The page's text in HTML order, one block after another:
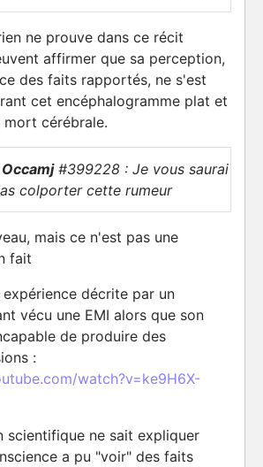
ne prouve dans ce récit
affirmer que sa perception,
des faits rapportés, ne s'est
cet encéphalogramme plat et
cérébrale.
Occamj#399228 : Je vous saurai
colporter cette rumeur
mais ce n'est pas une
fait
décrite par un
vécu une EMI alors que son
de produire des
:
watch?v=ke9H6X-
scientifique ne sait expliquer
a pu "voir" des faits